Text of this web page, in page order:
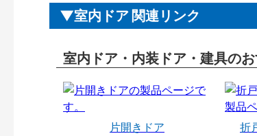
室内ドア 関連リンク
室内ドア・内装ドア・建具の
片開きドア 折